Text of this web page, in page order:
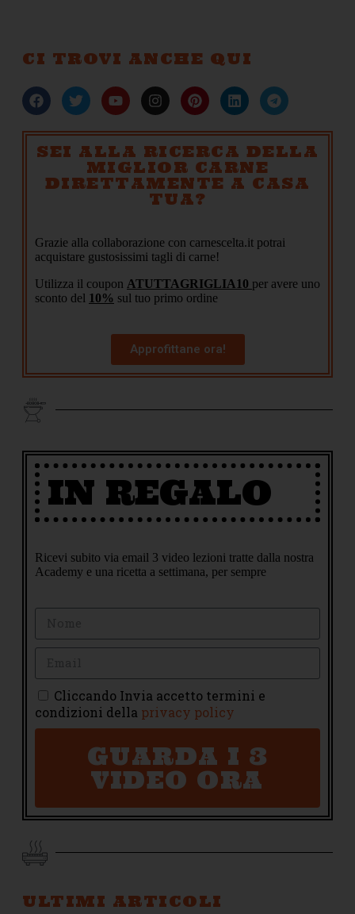
CI TROVI ANCHE QUI
SEI ALLA RICERCA DELLA
MIGLIOR CARNE
DIRETTAMENTE A CASA
TUA?
Grazie alla collaborazione con carnescelta.it potrai
acquistare gustosissimi tagli di carne!
Utilizza il coupon ATUTTAGRIGLIA10 per avere uno
sconto del 10% sul tuo primo ordine
Approfittane ora!
IN REGALO
Ricevi subito via email 3 video lezioni tratte dalla nostra
Academy e una ricetta a settimana, per sempre
Cliccando Invia accetto termini e
condizioni della privacy policy
GUARDA I 3
VIDEO ORA
ULTIMI ARTICOLI